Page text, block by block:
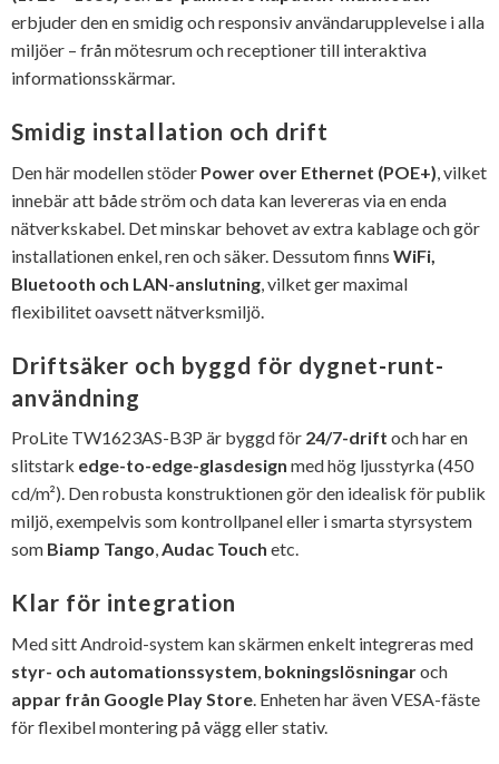
erbjuder den en smidig och responsiv användarupplevelse i alla
miljöer – från mötesrum och receptioner till interaktiva
informationsskärmar.
Smidig installation och drift
Den här modellen stöder Power over Ethernet (POE+) , vilket
innebär att både ström och data kan levereras via en enda
nätverkskabel. Det minskar behovet av extra kablage och gör
installationen enkel, ren och säker. Dessutom finns WiFi,
Bluetooth och LAN-anslutning , vilket ger maximal
flexibilitet oavsett nätverksmiljö.
Driftsäker och byggd för dygnet-runt-
användning
ProLite TW1623AS-B3P är byggd för 24/7-drift och har en
slitstark edge-to-edge-glasdesign med hög ljusstyrka (450
cd/m²). Den robusta konstruktionen gör den idealisk för publik
miljö, exempelvis som kontrollpanel eller i smarta styrsystem
som Biamp Tango,Audac Touch etc.
Klar för integration
Med sitt Android-system kan skärmen enkelt integreras med
styr- och automationssystem bokningslösningaroch
appar från Google Play Store . Enheten har även VESA-fäste
för flexibel montering på vägg eller stativ.